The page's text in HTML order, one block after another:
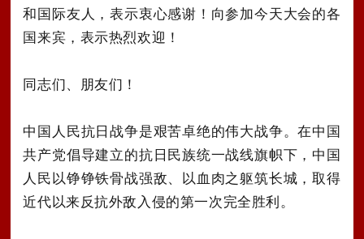
和国际友人，表示衷心感谢！向参加今天大会的各
国来宾，表示热烈欢迎！
同志们、朋友们！
中国人民抗日战争是艰苦卓绝的伟大战争。在中国
共产党倡导建立的抗日民族统一战线旗帜下，中国
人民以铮铮铁骨战强敌、以血肉之躯筑长城，取得
近代以来反抗外敌入侵的第一次完全胜利。